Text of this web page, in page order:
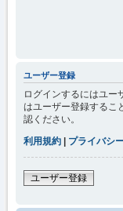
ユーザー登録
ログインするにはユー
はユーザー登録するこ
認ください。
利用規約 | プライバシ
ユーザー登録